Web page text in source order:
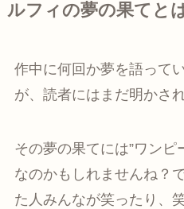
ルフィの夢の果てと
作中に何回か夢を語って
が、読者にはまだ明かさ
その夢の果てには”ワンピ
なのかもしれませんね？
た人みんなが笑ったり、